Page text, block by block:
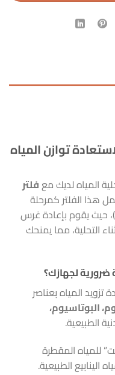
توازن المياه
المياه لديك معفلتر
هذا الفلتر كمرحلة
حيوية تلي عملية التنقية الأساسية (RO)، حيث يقوم بإعادة غرس
التحلية، مما يمنحك
ضرورية لجهازك؟
تزويد المياه بعناصر
البوتاسيوم،
الطبيعية.
للمياه المقطرة
الينابيع الطبيعية.